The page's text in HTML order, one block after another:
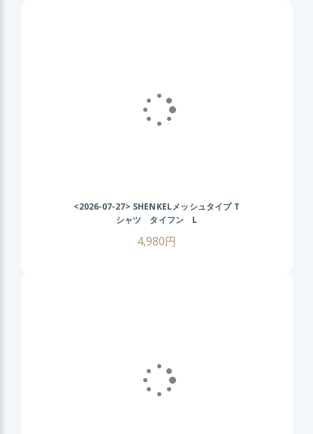
<2026-07-27> SHENKELメッシュタイプ T
シャツ タイフン L
4,980円